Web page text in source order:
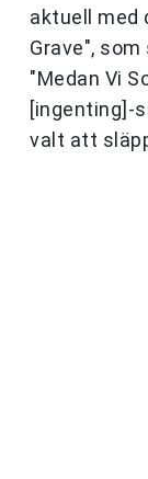
aktuell med
Grave",
"Medan Vi
[ingenting]-
valt att